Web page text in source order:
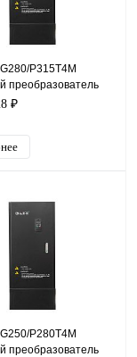
P315T4M
преобразователь
280кВт, 520А
₽
P280T4M
преобразователь